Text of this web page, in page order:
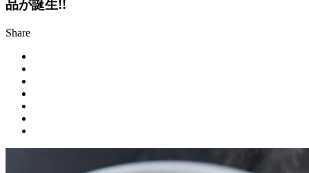
品が誕生!!
Share